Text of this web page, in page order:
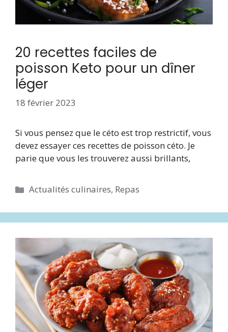
20 recettes faciles de
poisson Keto pour un dîner
léger
18 février 2023
Si vous pensez que le céto est trop restrictif, vous
devez essayer ces recettes de poisson céto. Je
parie que vous les trouverez aussi brillants,
Catégories
Actualités culinaires, Repas